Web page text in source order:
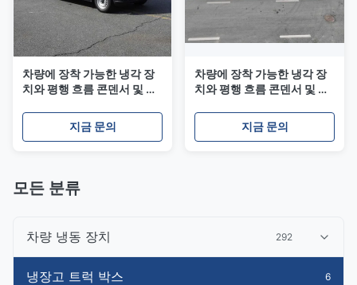
차량에 장착 가능한 냉각 장
치와 평행 흐름 콘덴서 및 트
지금 문의
차량에 장착 가능한 냉각 장
치와 평행 흐름 콘덴서 및 트
지금 문의
모든 분류
차량 냉동 장치 292
냉장고 트럭 박스 6